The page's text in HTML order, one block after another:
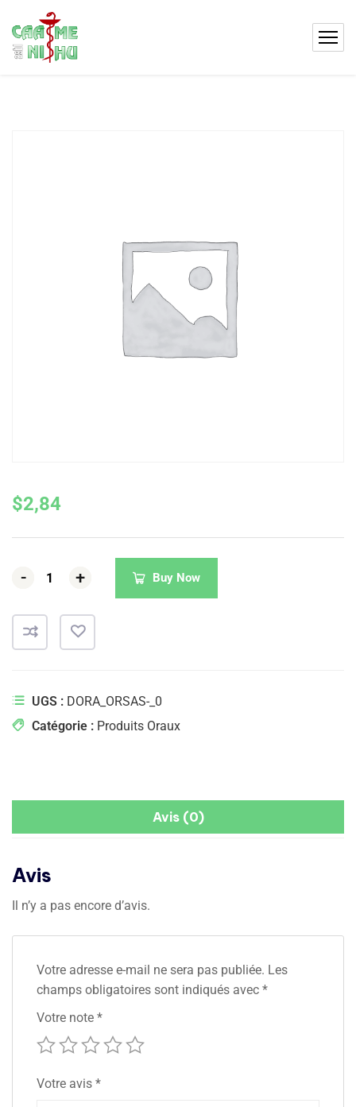
$2,84
- +
- +
- + Buy Now
UGS : DORA_ORSAS-_0
Catégorie : Produits Oraux
Avis (0)
Avis
Il n’y a pas encore d’avis.
Votre adresse e-mail ne sera pas publiée. Les
champs obligatoires sont indiqués avec *
Votre note *
Votre avis *